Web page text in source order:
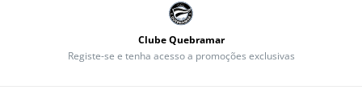
Clube Quebramar
Registe-se e tenha acesso a promoções exclusivas